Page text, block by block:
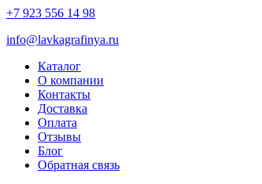
+7 923 556 14 98
info@lavkagrafinya.ru
Каталог
О компании
Контакты
Доставка
Оплата
Отзывы
Блог
Обратная связь